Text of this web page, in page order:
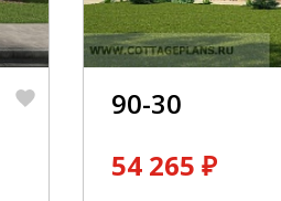
90-30
54 265 ₽